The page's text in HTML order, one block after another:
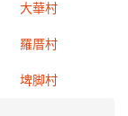
大華村
羅厝村
埤脚村